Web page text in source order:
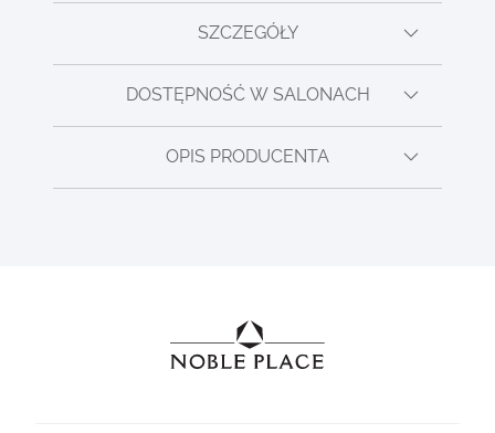
SZCZEGÓŁY
DOSTĘPNOŚĆ W SALONACH
OPIS PRODUCENTA